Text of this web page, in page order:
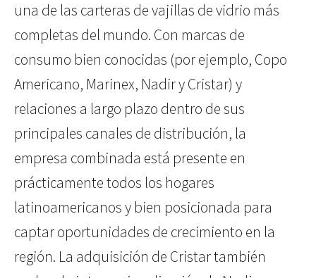
una de las carteras de vajillas de vidrio más
completas del mundo. Con marcas de
consumo bien conocidas (por ejemplo, Copo
Americano, Marinex, Nadir y Cristar) y
relaciones a largo plazo dentro de sus
principales canales de distribución, la
empresa combinada está presente en
prácticamente todos los hogares
latinoamericanos y bien posicionada para
captar oportunidades de crecimiento en la
región. La adquisición de Cristar también